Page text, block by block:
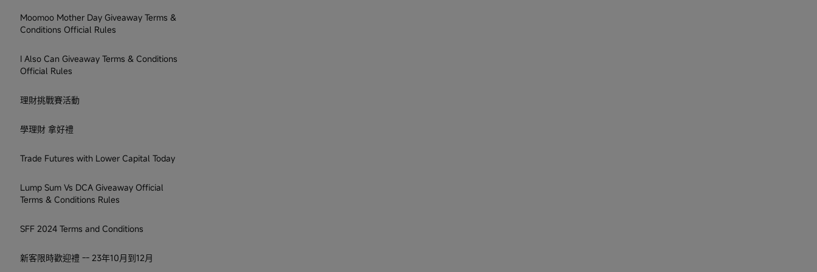
Moomoo Mother Day Giveaway Terms &
Conditions Official Rules
I Also Can Giveaway Terms & Conditions
Official Rules
理財挑戰賽活動
學理財 拿好禮
Trade Futures with Lower Capital Today
Lump Sum Vs DCA Giveaway Official
Terms & Conditions Rules
SFF 2024 Terms and Conditions
新客限時歡迎禮 -- 23年10月到12月